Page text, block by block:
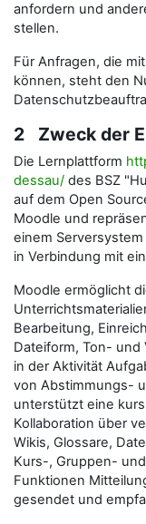
anfordern und
stellen.
Für Anfragen, die
können, steht den
2 Zweck der
Die Lernplattform
dessau/ des BSZ
auf dem Open
Moodle und
einem
in Verbindung mit
Moodle ermöglicht
Bearbeitung,
Dateiform, Ton-
in der Aktivität
von Abstimmungs-
unterstützt eine
Kollaboration über
Wikis, Glossare,
Kurs-, Gruppen-
Funktionen
gesendet und